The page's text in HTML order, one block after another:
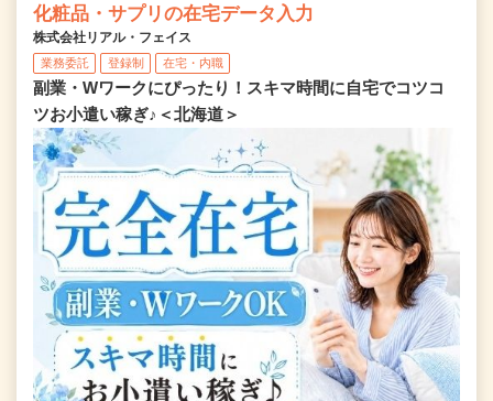
化粧品・サプリの在宅データ入力
株式会社リアル・フェイス
業務委託 登録制 在宅・内職
副業・Wワークにぴったり！スキマ時間に自宅でコツコ
ツお小遣い稼ぎ♪＜北海道＞